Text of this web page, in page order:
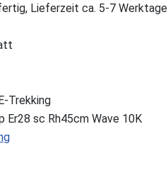
Lieferzeit ca. 5-7 Werktage
Trekking
Er28 sc Rh45cm Wave 10K